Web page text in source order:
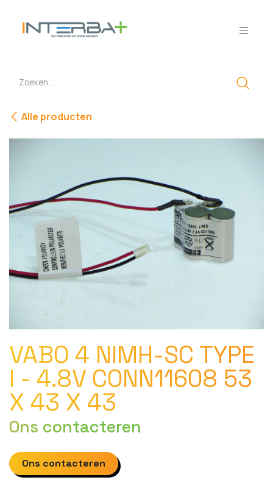
Alle producten
VABO 4 NIMH-SC TYPE
I - 4.8V CONN11608 53
X 43 X 43
Ons contacteren
Ons contacteren